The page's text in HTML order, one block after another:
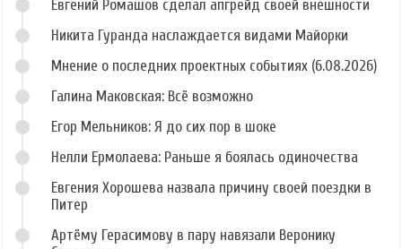
Евгений Ромашов сделал апгрейд своей внешности
Никита Гуранда наслаждается видами Майорки
Мнение о последних проектных событиях (6.08.2026)
Галина Маковская: Всё возможно
Егор Мельников: Я до сих пор в шоке
Нелли Ермолаева: Раньше я боялась одиночества
Евгения Хорошева назвала причину своей поездки в
Питер
Артёму Герасимову в пару навязали Веронику